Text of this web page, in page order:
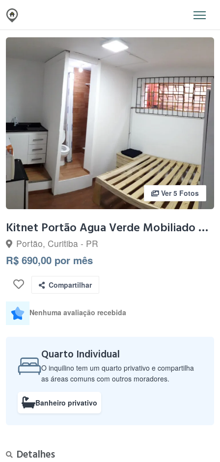
Ver 5 Fotos
Kitnet Portão Agua Verde Mobiliado Quarto banheiro cozinha
Portão, Curitiba - PR
R$ 690,00 por mês
Compartilhar
Nenhuma avaliação recebida
Quarto Individual
O inquilino tem um quarto privativo e compartilha
as áreas comuns com outros moradores.
Banheiro privativo
Detalhes